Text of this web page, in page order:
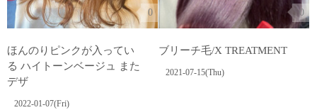
0
ほんのりピンクが入ってい
る ハイトーンベージュ また
デザ
2022-01-07(Fri)
0
ブリーチ毛/X TREATMENT
2021-07-15(Thu)